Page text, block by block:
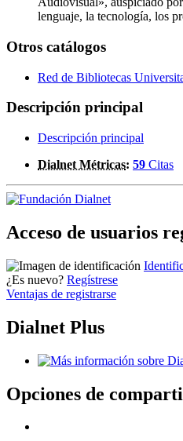
lenguaje, la tecnología, los
Otros catálogos
Red de Bibliotecas
Descripción principal
Descripción principal
Dialnet Métricas: 59 Citas
Acceso de usuarios
¿Es nuevo? Regístrese
Ventajas de registrarse
Dialnet Plus
Opciones de